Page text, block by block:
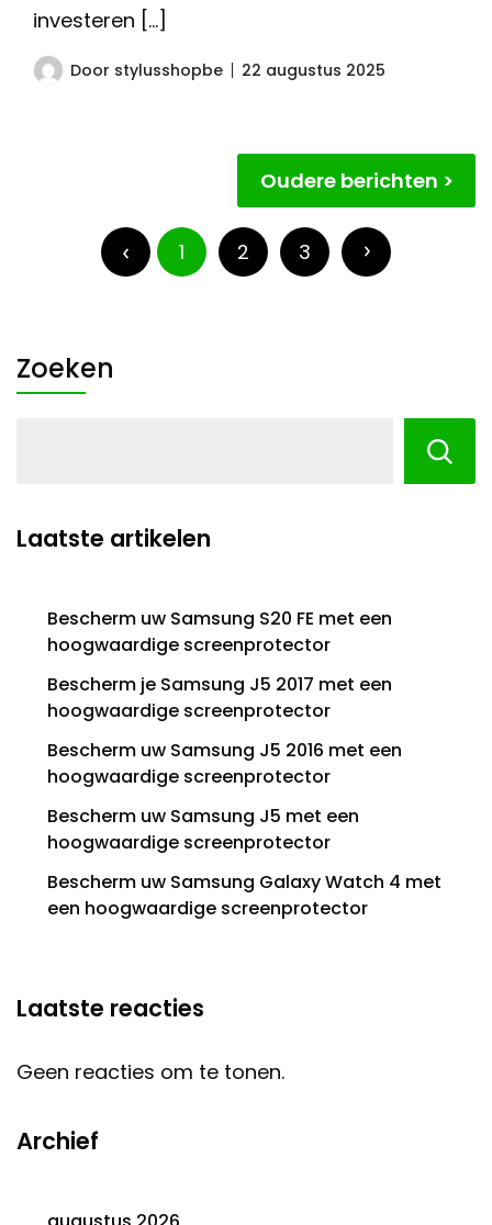
investeren […]
Door stylusshopbe 22 augustus 2025
Berichtnavigatie
Oudere berichten
paginering
1 2 3
Zoeken
Laatste artikelen
Bescherm uw Samsung S20 FE met een
hoogwaardige screenprotector
Bescherm je Samsung J5 2017 met een
hoogwaardige screenprotector
Bescherm uw Samsung J5 2016 met een
hoogwaardige screenprotector
Bescherm uw Samsung J5 met een
hoogwaardige screenprotector
Bescherm uw Samsung Galaxy Watch 4 met
een hoogwaardige screenprotector
Laatste reacties
Geen reacties om te tonen.
Archief